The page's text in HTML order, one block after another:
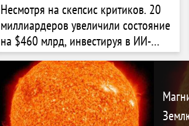
Несмотря на скепсис критиков. 20
миллиардеров увеличили состояние
на $460 млрд, инвестируя в ИИ-
инфраструктуру компаний. Как
OpenAI, Nvidia и Google создают
новую элиту техмира?